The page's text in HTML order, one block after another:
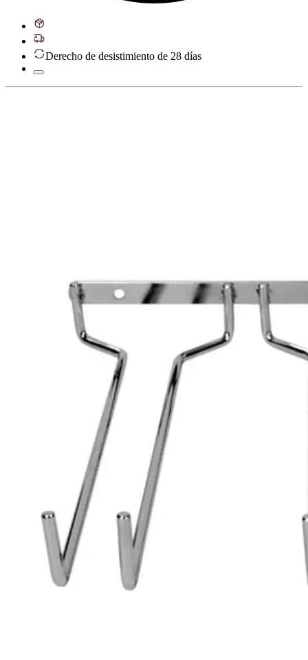
Derecho de desistimiento de 28 días